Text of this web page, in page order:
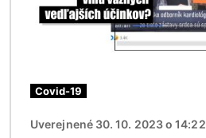
Covid-19
Uverejnené 30. 10. 2023 o 14:22